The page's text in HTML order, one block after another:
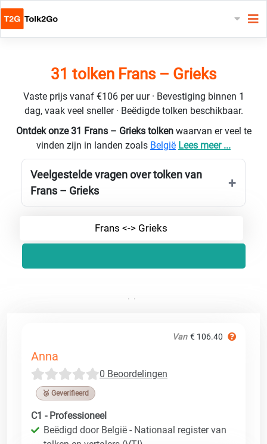
31 tolken Frans – Grieks
Vaste prijs vanaf €106 per uur · Bevestiging binnen 1
dag, vaak veel sneller · Beëdigde tolken beschikbaar.
Ontdek onze 31 Frans – Grieks tolken waarvan er veel te
vinden zijn in landen zoals België Lees meer ...
Veelgestelde vragen over tolken van
Frans – Grieks
Frans <-> Grieks
Van € 106.40
Anna
0 Beoordelingen
🥉 Geverifieerd
C1 - Professioneel
Beëdigd door België - Nationaal register van